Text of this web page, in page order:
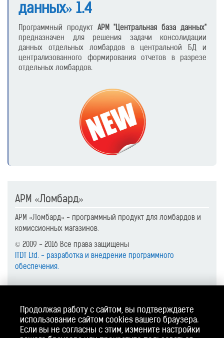
данных» 1.4
Программный продукт АРМ "Центральная база данных"
предназначен для решения задачи консолидации
данных отдельных ломбардов в центральной БД и
централизованного формирования отчетов в разрезе
отдельных ломбардов.
АРМ «Ломбард»
АРМ «Ломбард» - программный продукт для ломбардов и
комиссионных магазинов.
© 2009 - 2016 Все права защищены
ITDT Ltd. - разработка и внедрение программного
обеспечения.
610017, г. Киров (обл.), ул. Горького, д. 5, офис 709, тел.
8(8332) 76-12-20
Продолжая работу с сайтом, вы подтверждаете
использование сайтом cookies вашего браузера.
Если вы не согласны с этим, измените настройки